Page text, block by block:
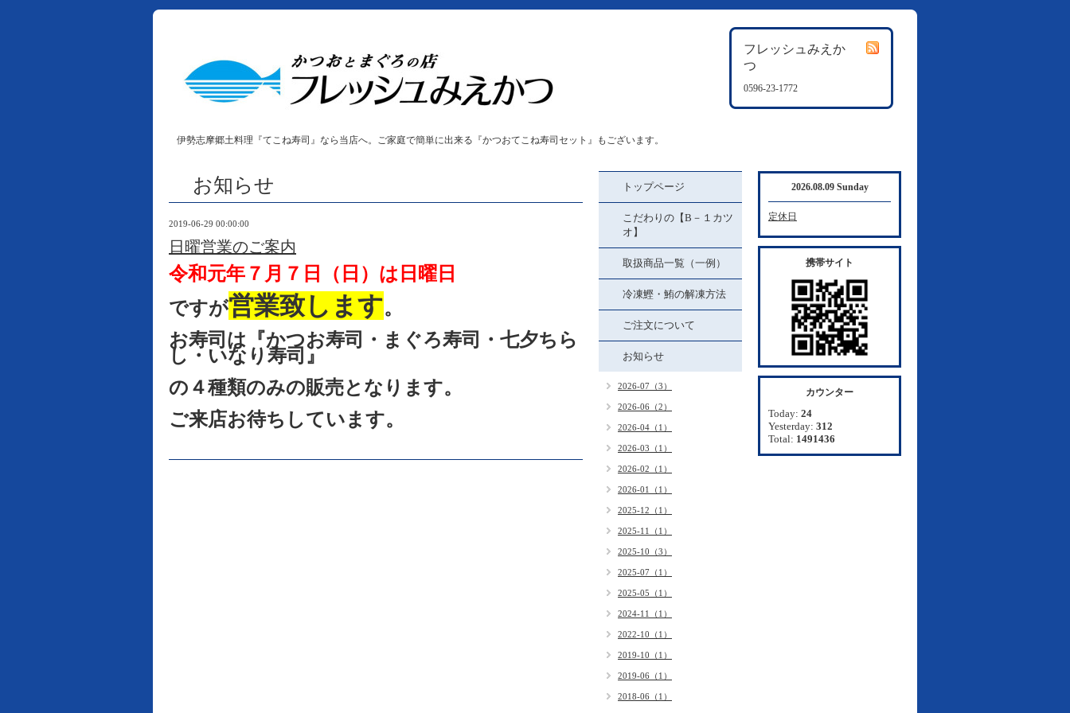
フレッシュみえか
つ
0596-23-1772
伊勢志摩郷土料理『てこね寿司』なら当店へ。ご家庭で簡単に出来る『かつおてこね寿司セット』もございます。
お知らせ
2019-06-29 00:00:00
日曜営業のご案内
令和元年７月７日（日）は日曜日
ですが営業致します。
お寿司は『かつお寿司・まぐろ寿司・七夕ちら
し・いなり寿司』
の４種類のみの販売となります。
ご来店お待ちしています。
トップページ
こだわりの【B－１カツ
オ】
取扱商品一覧（一例）
冷凍鰹・鮪の解凍方法
ご注文について
お知らせ
2026-07（3）
2026-06（2）
2026-04（1）
2026-03（1）
2026-02（1）
2026-01（1）
2025-12（1）
2025-11（1）
2025-10（3）
2025-07（1）
2025-05（1）
2024-11（1）
2022-10（1）
2019-10（1）
2019-06（1）
2018-06（1）
2026.08.09 Sunday
定休日
携帯サイト
カウンター
Today: 24
Yesterday: 312
Total: 1491436